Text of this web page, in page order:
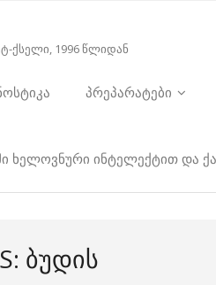
ქსელი, 1996 წლიდან
პრეპარატები
ხელოვნური ინტელექტით და
ᲑᲣᲓᲘᲡ